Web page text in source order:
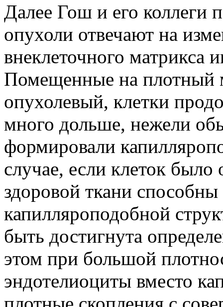
Далее Гош и его коллеги
опухоли отвечают на
внеклеточного матрикса
Помещенные на плотный
опухолевый, клетки
много дольше, нежели
формировали
случае, если клеток
здоровой ткани
капилляроподобной
быть достигнута
этом при большой
эндотелиоциты вместо